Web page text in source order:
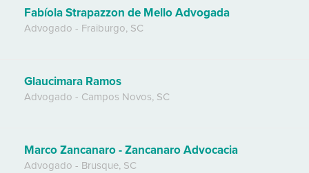
Fabíola Strapazzon de Mello Advogada
Advogado - Fraiburgo, SC
Glaucimara Ramos
Advogado - Campos Novos, SC
Marco Zancanaro - Zancanaro Advocacia
Advogado - Brusque, SC